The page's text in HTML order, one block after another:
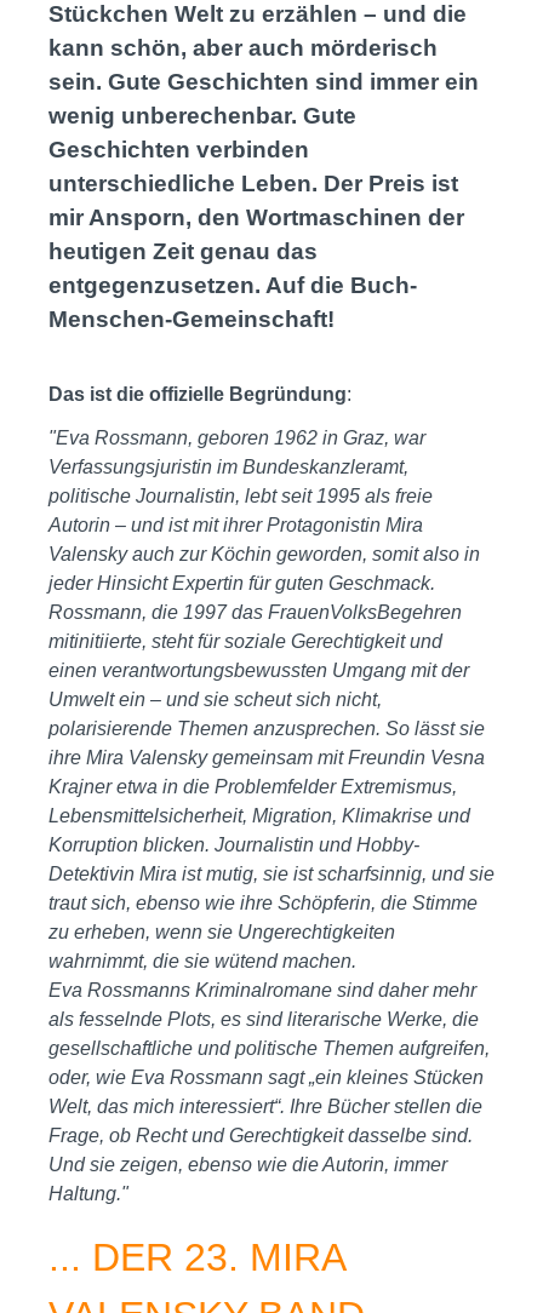
Stückchen Welt zu erzählen – und die
kann schön, aber auch mörderisch
sein. Gute Geschichten sind immer ein
wenig unberechenbar. Gute
Geschichten verbinden
unterschiedliche Leben. Der Preis ist
mir Ansporn, den Wortmaschinen der
heutigen Zeit genau das
entgegenzusetzen. Auf die Buch-
Menschen-Gemeinschaft!
Das ist die offizielle Begründung:
"Eva Rossmann, geboren 1962 in Graz, war
Verfassungsjuristin im Bundeskanzleramt,
politische Journalistin, lebt seit 1995 als freie
Autorin – und ist mit ihrer Protagonistin Mira
Valensky auch zur Köchin geworden, somit also in
jeder Hinsicht Expertin für guten Geschmack.
Rossmann, die 1997 das FrauenVolksBegehren
mitinitiierte, steht für soziale Gerechtigkeit und
einen verantwortungsbewussten Umgang mit der
Umwelt ein – und sie scheut sich nicht,
polarisierende Themen anzusprechen. So lässt sie
ihre Mira Valensky gemeinsam mit Freundin Vesna
Krajner etwa in die Problemfelder Extremismus,
Lebensmittelsicherheit, Migration, Klimakrise und
Korruption blicken. Journalistin und Hobby-
Detektivin Mira ist mutig, sie ist scharfsinnig, und sie
traut sich, ebenso wie ihre Schöpferin, die Stimme
zu erheben, wenn sie Ungerechtigkeiten
wahrnimmt, die sie wütend machen.
Eva Rossmanns Kriminalromane sind daher mehr
als fesselnde Plots, es sind literarische Werke, die
gesellschaftliche und politische Themen aufgreifen,
oder, wie Eva Rossmann sagt „ein kleines Stücken
Welt, das mich interessiert“. Ihre Bücher stellen die
Frage, ob Recht und Gerechtigkeit dasselbe sind.
Und sie zeigen, ebenso wie die Autorin, immer
Haltung."
... DER 23. MIRA